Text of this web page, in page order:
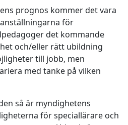
prognos kommer det vara
för
det kommande
och/eller rätt ubildning
till jobb, men
med tanke på vilken
så är myndighetens
för speciallärare och